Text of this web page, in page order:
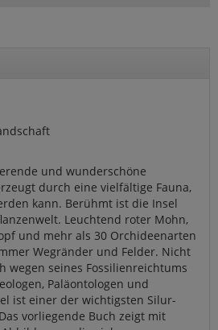
und wunderschöne
durch eine vielfältige Fauna,
kann. Berühmt ist die Insel
Leuchtend roter Mohn,
und mehr als 30 Orchideenarten
Wegränder und Felder. Nicht
wegen seines Fossilienreichtums
Paläontologen und
ist einer der wichtigsten Silur-
vorliegende Buch zeigt mit